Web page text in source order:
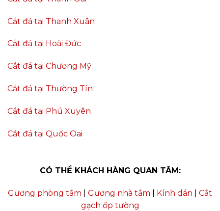
Cắt đá tại Thanh Xuân
Cắt đá tại Hoài Đức
Cắt đá tại Chương Mỹ
Cắt đá tại Thường Tín
Cắt đá tại Phú Xuyên
Cắt đá tại Quốc Oai
CÓ THỂ KHÁCH HÀNG QUAN TÂM:
Gương phòng tắm Gương nhà tắm Kính dán
Cắt
gạch ốp tường